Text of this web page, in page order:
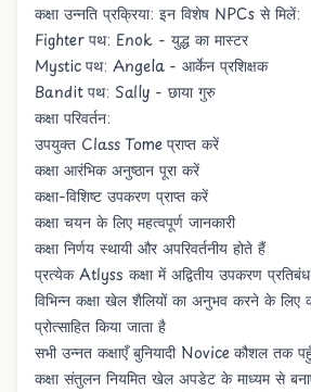
कक्षा उन्नति प्रक्रिया: इन विशेष NPCs से मिलें:
Fighter पथ: Enok - युद्ध का मास्टर
Mystic पथ: Angela - आर्केन प्रशिक्षक
Bandit पथ: Sally - छाया गुरु
कक्षा परिवर्तन:
उपयुक्त Class Tome प्राप्त करें
कक्षा आरंभिक अनुष्ठान पूरा करें
कक्षा-विशिष्ट उपकरण प्राप्त करें
कक्षा चयन के लिए महत्वपूर्ण जानकारी
कक्षा निर्णय स्थायी और अपरिवर्तनीय होते हैं
प्रत्येक Atlyss कक्षा में अद्वितीय उपकरण प्रतिबंध
विभिन्न कक्षा खेल शैलियों का अनुभव करने के लिए
प्रोत्साहित किया जाता है
सभी उन्नत कक्षाएँ बुनियादी Novice कौशल तक
कक्षा संतुलन नियमित खेल अपडेट के माध्यम से